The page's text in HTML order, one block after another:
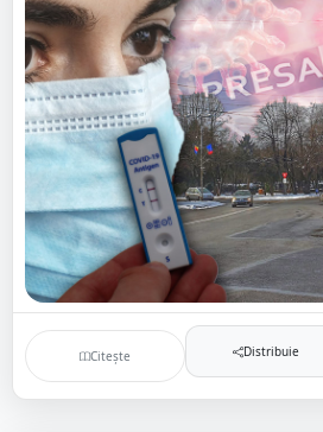
Citește Distribuie